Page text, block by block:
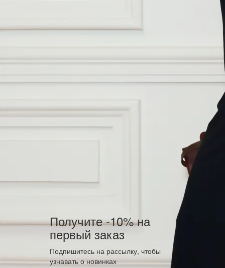
Получите -10% на
первый заказ
Подпишитесь на рассылку, чтобы
узнавать о новинках